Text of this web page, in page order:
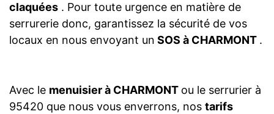
claquées . Pour toute urgence en matière de
serrurerie donc, garantissez la sécurité de vos
locaux en nous envoyant un SOS à CHARMONT .
Avec le menuisier à CHARMONT ou le serrurier à
95420 que nous vous enverrons, nos tarifs